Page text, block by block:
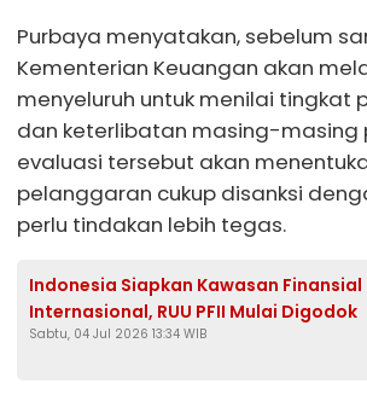
Purbaya menyatakan, sebelum
Kementerian Keuangan akan
menyeluruh untuk menilai tingkat
dan keterlibatan masing-masing
evaluasi tersebut akan
pelanggaran cukup disanksi
perlu tindakan lebih tegas.
Indonesia Siapkan Kawasan Finansial
Internasional, RUU PFII Mulai Digodok
Sabtu, 04 Jul 2026 13:34 WIB